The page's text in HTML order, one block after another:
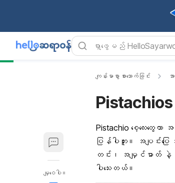
မျှဝေပါ။
ကျန်းမာစွာ စားသောက်ခြင်း အ
Pistachio စေ့လေးတွေဟ
ပြန်ပါဘူး။ အပျင်းပ
တင်း၊
အမျှင်ဓာတ်နဲ့
ပါသေးတယ်။